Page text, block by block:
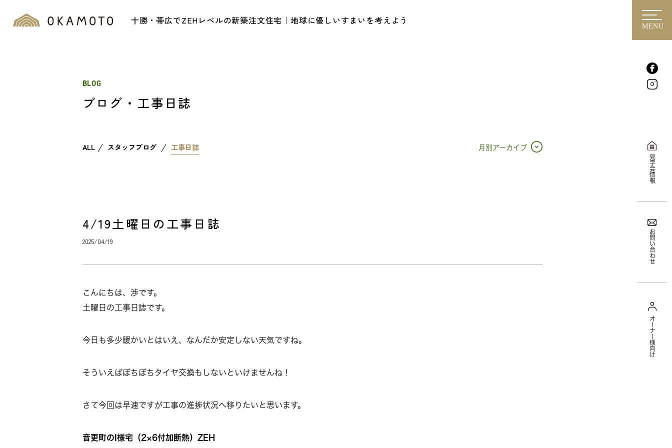
十勝・帯広でZEHレベルの新築注文住宅｜地球に優しいすまいを考えよう
MENU
見学会情報
お問い合わせ
オーナー様向け
BLOG
ブログ・工事日誌
ALL スタッフブログ 工事日誌 月別アーカイブ
4/19土曜日の工事日誌
2025/04/19
こんにちは、渉です。
土曜日の工事日誌です。
今日も多少暖かいとはいえ、なんだか安定しない天気ですね。
そういえばぼちぼちタイヤ交換もしないといけませんね！
さて今回は早速ですが工事の進捗状況へ移りたいと思います。
音更町のI様宅（2×6付加断熱）ZEH